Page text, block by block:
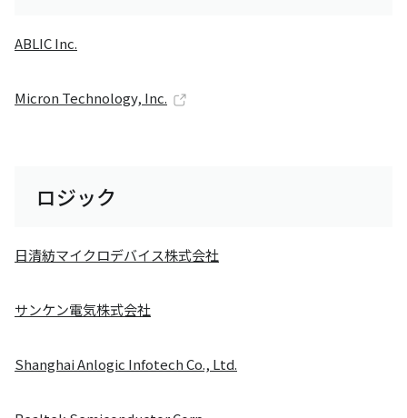
ABLIC Inc.
Micron Technology, Inc.
ロジック
日清紡マイクロデバイス株式会社
サンケン電気株式会社
Shanghai Anlogic Infotech Co., Ltd.